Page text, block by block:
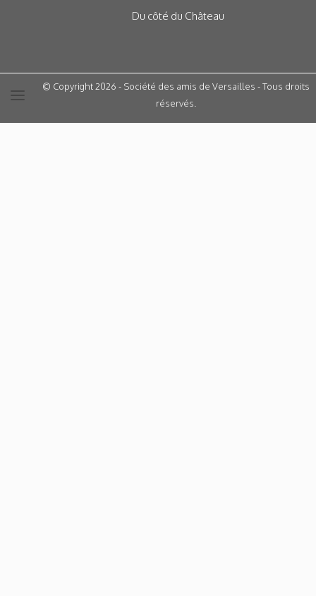
Du côté du Château
© Copyright 2026 - Société des amis de Versailles - Tous droits
réservés.